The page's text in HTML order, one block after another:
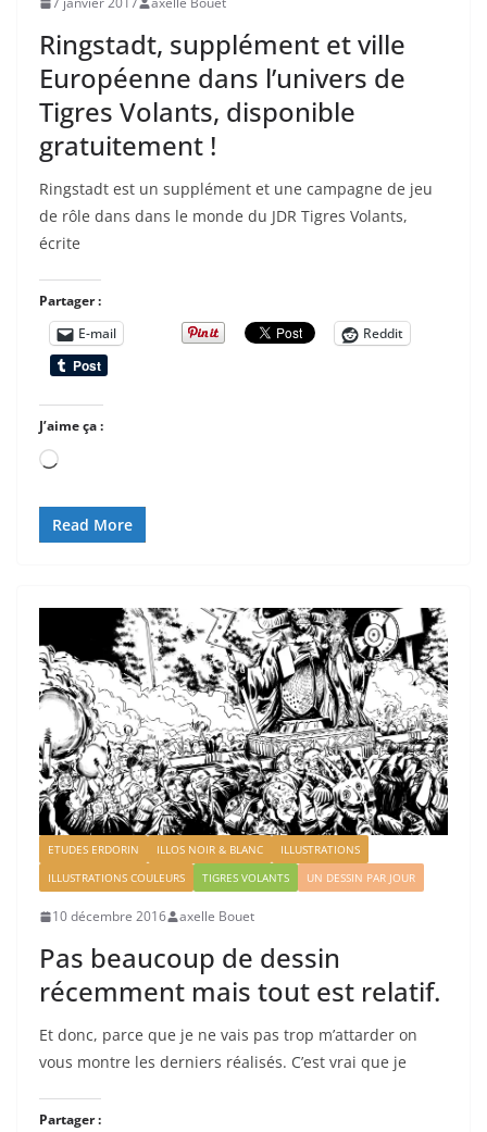
Ringstadt, supplément et ville
Européenne dans l’univers de
Tigres Volants, disponible
gratuitement !
Ringstadt est un supplément et une campagne de jeu
de rôle dans dans le monde du JDR Tigres Volants,
écrite
Partager :
E-mail
Reddit
J’aime ça :
Chargement…
Read More
ETUDES ERDORIN ILLOS NOIR & BLANC
ILLUSTRATIONS
ILLUSTRATIONS COULEURS
TIGRES VOLANTS UN DESSIN PAR JOUR
10 décembre 2016 axelle Bouet
Pas beaucoup de dessin
récemment mais tout est relatif.
Et donc, parce que je ne vais pas trop m’attarder on
vous montre les derniers réalisés. C’est vrai que je
Partager :